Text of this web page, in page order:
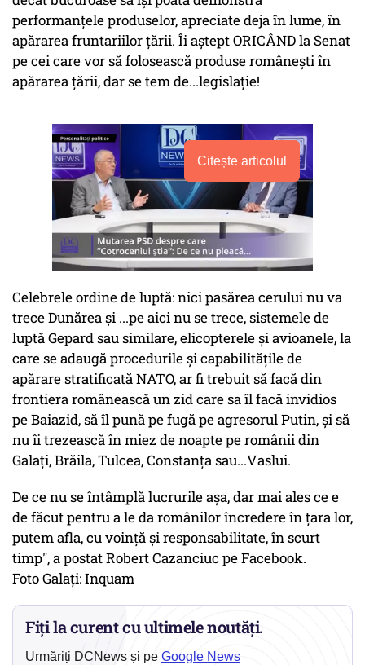
performanțele produselor, apreciate deja în lume, în
apărarea fruntariilor țării. Îi aștept ORICÂND la Senat
pe cei care vor să folosească produse românești în
apărarea țării, dar se tem de...legislație!
Citește articolul
Celebrele ordine de luptă: nici pasărea cerului nu va
trece Dunărea și ...pe aici nu se trece, sistemele de
luptă Gepard sau similare, elicopterele și avioanele, la
care se adaugă procedurile și capabilitățile de
apărare stratificată NATO, ar fi trebuit să facă din
frontiera românească un zid care sa îl facă invidios
pe Baiazid, să îl pună pe fugă pe agresorul Putin, și să
nu îi trezească în miez de noapte pe românii din
Galați, Brăila, Tulcea, Constanța sau...Vaslui.
De ce nu se întâmplă lucrurile așa, dar mai ales ce e
de făcut pentru a le da românilor încredere în țara lor,
putem afla, cu voință și responsabilitate, în scurt
timp", a postat Robert Cazanciuc pe Facebook.
Foto Galați: Inquam
Fiți la curent cu ultimele noutăți.
Urmăriți DCNews și pe Google News